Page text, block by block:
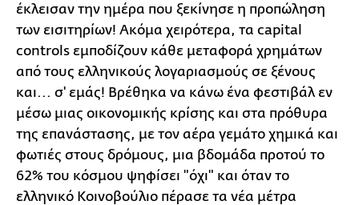
έκλεισαν την ημέρα που ξεκίνησε η προπώληση
των εισιτηρίων! Ακόμα χειρότερα, τα capital
controls εμποδίζουν κάθε μεταφορά χρημάτων
από τους ελληνικούς λογαριασμούς σε ξένους
και... σ' εμάς! Βρέθηκα να κάνω ένα φεστιβάλ εν
μέσω μιας οικονομικής κρίσης και στα πρόθυρα
της επανάστασης, με τον αέρα γεμάτο χημικά και
φωτιές στους δρόμους, μια βδομάδα προτού το
62% του κόσμου ψηφίσει "όχι" και όταν το
ελληνικό Κοινοβούλιο πέρασε τα νέα μέτρα